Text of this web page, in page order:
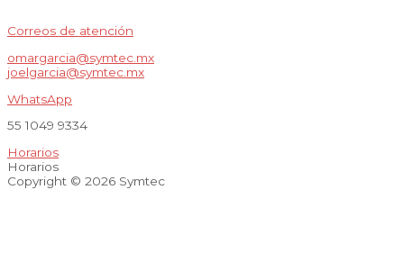
Correos de atención
omargarcia@symtec.mx
joelgarcia@symtec.mx
WhatsApp
55 1049 9334
Horarios
Horarios
Copyright © 2026 Symtec